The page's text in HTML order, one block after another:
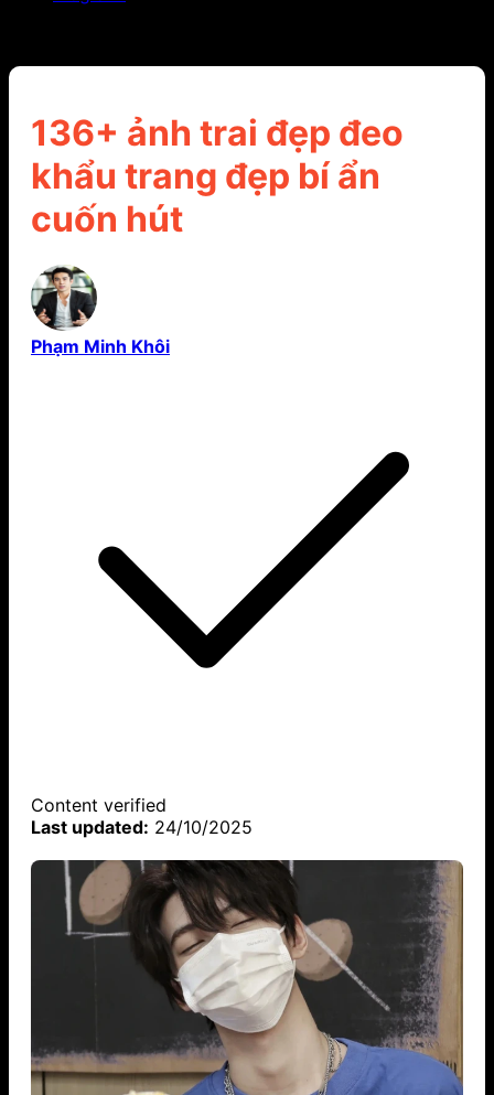
136+ ảnh trai đẹp đeo
khẩu trang đẹp bí ẩn
cuốn hút
Phạm Minh Khôi
Content verified
Last updated: 24/10/2025